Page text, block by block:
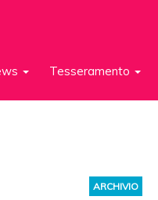
Tesseramento
ARCHIVIO